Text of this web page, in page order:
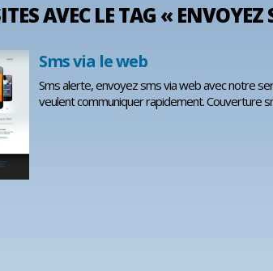
AVEC LE TAG « ENVOYEZ
Sms via le web
Sms alerte, envoyez sms via web avec notre
veulent communiquer rapidement. Couverture